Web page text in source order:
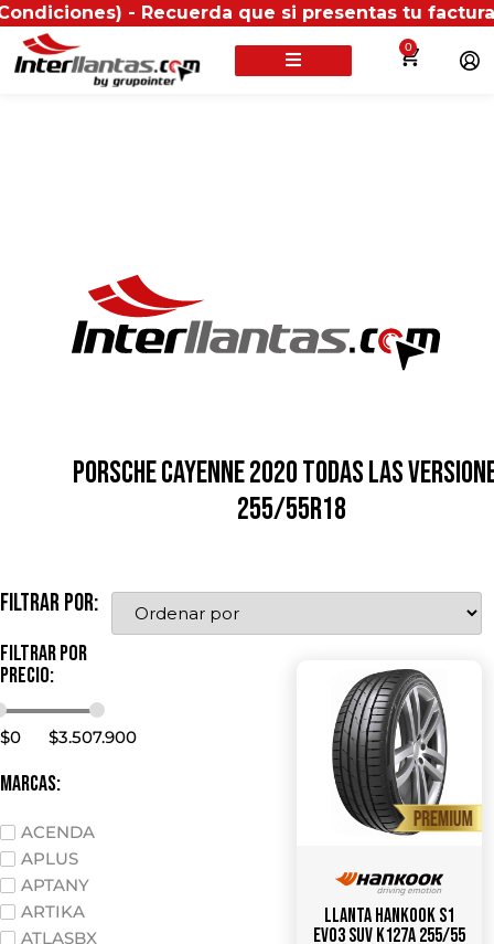
- Recuerda que si presentas tu factura
0
PORSCHE CAYENNE 2020 TODAS LAS
255/55R18
Filtrar por:
Filtrar por
precio:
$0 $3.507.900
marcas:
ACENDA
APLUS
APTANY
ARTIKA
ATLASBX
Llanta HANKOOK S1
Evo3 SUV K127A 255/55